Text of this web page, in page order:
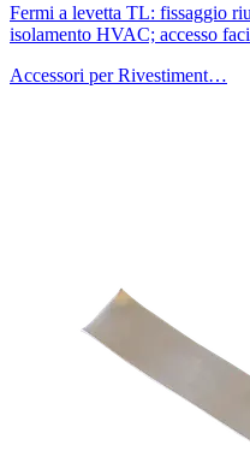
Fermi a levetta TL: fissaggio
isolamento HVAC; accesso
Accessori per Rivestiment…